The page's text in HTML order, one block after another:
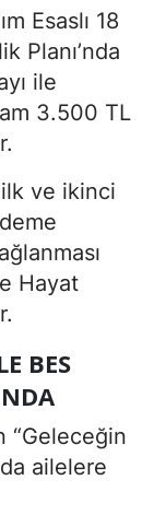
Esaslı 18
Planı’nda
ile
3.500 TL
ve ikinci
Hayat
BES
“Geleceğin
ailelere